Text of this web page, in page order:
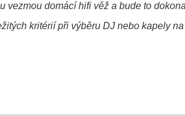
vezmou domácí hifi věž a bude to
kritérií při výběru DJ nebo kapely